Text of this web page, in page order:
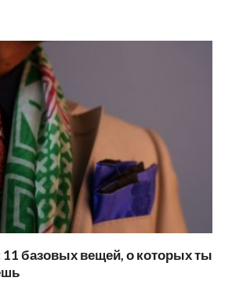
базовых вещей, о которых ты